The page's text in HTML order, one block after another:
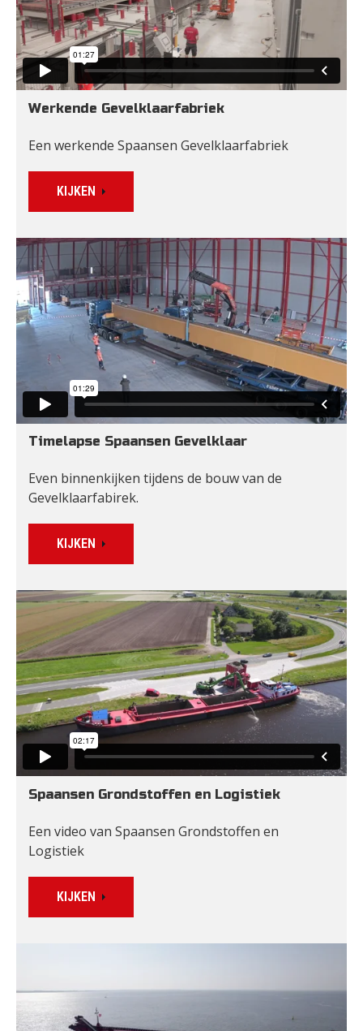
Werkende Gevelklaarfabriek
Een werkende Spaansen Gevelklaarfabriek
KIJKEN
Timelapse Spaansen Gevelklaar
Even binnenkijken tijdens de bouw van de
Gevelklaarfabirek.
KIJKEN
Spaansen Grondstoffen en Logistiek
Een video van Spaansen Grondstoffen en
Logistiek
KIJKEN